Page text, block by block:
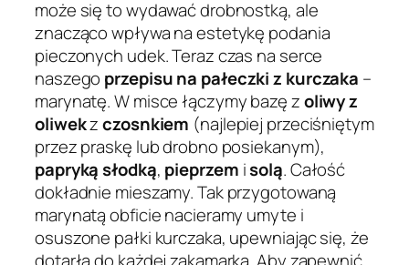
może się to wydawać drobnostką, ale
znacząco wpływa na estetykę podania
pieczonych udek. Teraz czas na serce
naszego przepisu na pałeczki z kurczaka –
marynatę. W misce łączymy bazę zoliwy z
oliwekzczosnkiem (najlepiej przeciśniętym
przez praskę lub drobno posiekanym),
papryką słodką, pieprzem isolą. Całość
dokładnie mieszamy. Tak przygotowaną
marynatą obficie nacieramy umyte i
osuszone pałki kurczaka, upewniając się, że
dotarła do każdej zakamarka. Aby zapewnić